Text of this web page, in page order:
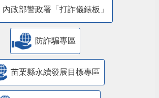
內政部警政署「打詐儀錶板」
防詐騙專區
苗栗縣永續發展目標專區